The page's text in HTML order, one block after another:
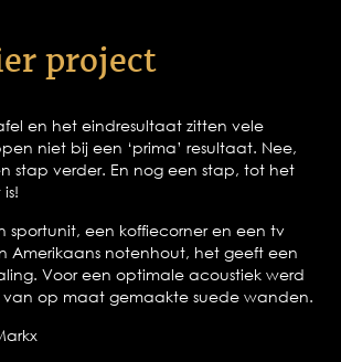
project
en het eindresultaat zitten vele
niet bij een ‘prima’ resultaat. Nee,
stap verder. En nog een stap, tot het
sportunit, een koffiecorner en een tv
Amerikaans notenhout, het geeft een
Voor een optimale acoustiek werd
op maat gemaakte suede wanden.